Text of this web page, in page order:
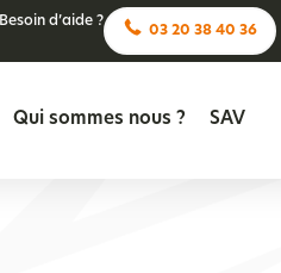
Besoin d’aide ?
03 20 38 40 36
Qui sommes nous ? SAV